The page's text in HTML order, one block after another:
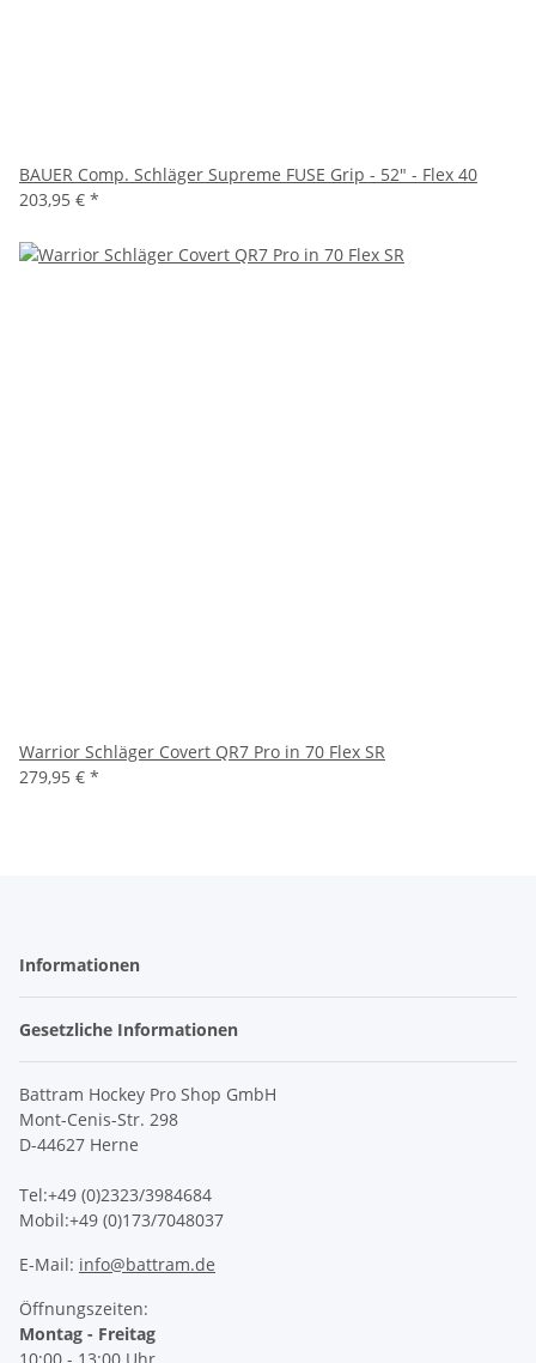
BAUER Comp. Schläger Supreme FUSE Grip - 52" - Flex 40
203,95 € *
Warrior Schläger Covert QR7 Pro in 70 Flex SR
279,95 € *
Informationen
Gesetzliche Informationen
Battram Hockey Pro Shop GmbH
Mont-Cenis-Str. 298
D-44627 Herne
Tel:+49 (0)2323/3984684
Mobil:+49 (0)173/7048037
E-Mail: info@battram.de
Öffnungszeiten:
Montag - Freitag
10:00 - 13:00 Uhr